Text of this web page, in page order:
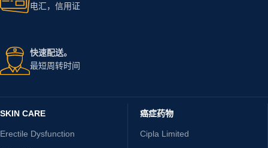
电汇，信用证
快速配送。
最短周转时间
SKIN CARE
Erectile Dysfunction
癌症药物
Cipla Limited